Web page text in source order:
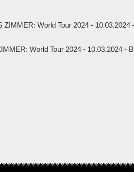
World Tour 2024 - 10.03.2024 -